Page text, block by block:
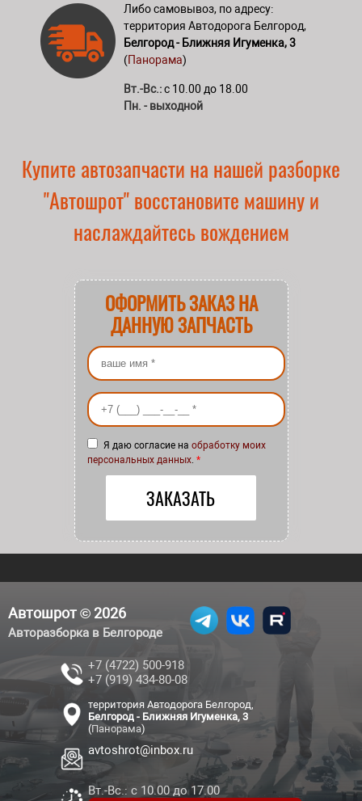
Либо самовывоз, по адресу:
территория Автодорога Белгород,
Белгород - Ближняя Игуменка, 3
(Панорама)
Вт.-Вс.:с 10.00 до 18.00
Пн. - выходной
Купите автозапчасти на нашей разборке
"Автошрот" восстановите машину и
наслаждайтесь вождением
ОФОРМИТЬ ЗАКАЗ НА
ДАННУЮ ЗАПЧАСТЬ
Ваше имя
Ваш номер телефона
Я даю согласие на обработку моих
персональных данных. *
Автошрот © 2026
Авторазборка в Белгороде
+7 (4722) 500-918
+7 (919) 434-80-08
территория Автодорога Белгород,
Белгород - Ближняя Игуменка, 3
(Панорама)
avtoshrot@inbox.ru
Вт.-Вс.: с 10.00 до 17.00